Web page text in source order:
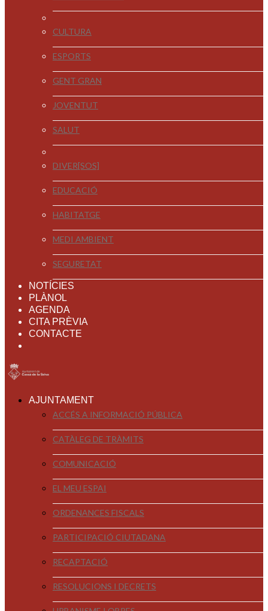
CULTURA
ESPORTS
GENT GRAN
JOVENTUT
SALUT
DIVER[SOS]
EDUCACIÓ
HABITATGE
MEDI AMBIENT
SEGURETAT
NOTÍCIES
PLÀNOL
AGENDA
CITA PRÈVIA
CONTACTE
AJUNTAMENT
ACCÉS A INFORMACIÓ PÚBLICA
CATÀLEG DE TRÀMITS
COMUNICACIÓ
EL MEU ESPAI
ORDENANCES FISCALS
PARTICIPACIÓ CIUTADANA
RECAPTACIÓ
RESOLUCIONS I DECRETS